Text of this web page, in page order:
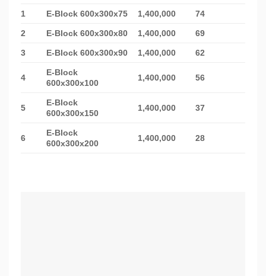
1 E-Block 600x300x75 1,400,000 74
2 E-Block 600x300x80 1,400,000 69
3 E-Block 600x300x90 1,400,000 62
4
E-Block
600x300x100
1,400,000 56
5
E-Block
600x300x150
1,400,000 37
6
E-Block
600x300x200
1,400,000 28